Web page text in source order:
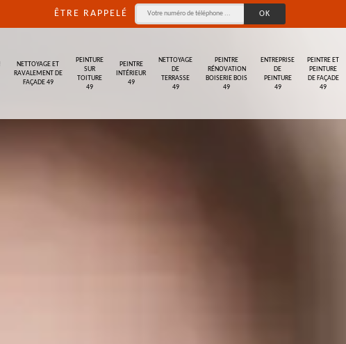
ÊTRE RAPPELÉ
NETTOYAGE ET
RAVALEMENT DE
FAÇADE 49
PEINTURE
SUR
TOITURE
49
PEINTRE
INTÉRIEUR
49
NETTOYAGE
DE
TERRASSE
49
PEINTRE
RÉNOVATION
BOISERIE BOIS
49
ENTREPRISE
DE
PEINTURE
49
PEINTRE ET
PEINTURE
DE FAÇADE
49